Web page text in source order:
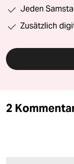
Jeden
Zusätzlich
2